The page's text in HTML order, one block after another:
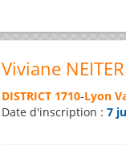
Viviane NEITER
DISTRICT 1710-Lyon
Date d'inscription :7